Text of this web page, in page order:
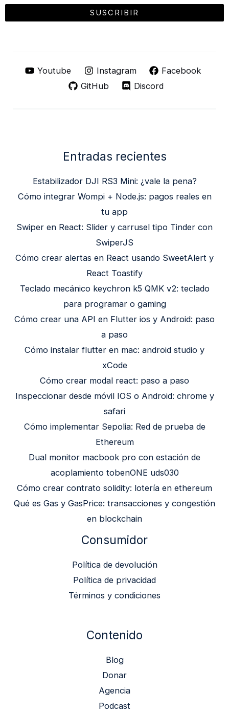
Youtube Instagram
Facebook
GitHub
Discord
Entradas recientes
Estabilizador DJI RS3 Mini: ¿vale la pena?
Cómo integrar Wompi + Node.js: pagos reales en
tu app
Swiper en React: Slider y carrusel tipo Tinder con
SwiperJS
Cómo crear alertas en React usando SweetAlert y
React Toastify
Teclado mecánico keychron k5 QMK v2: teclado
para programar o gaming
Cómo crear una API en Flutter ios y Android: paso
a paso
Cómo instalar flutter en mac: android studio y
xCode
Cómo crear modal react: paso a paso
Inspeccionar desde móvil IOS o Android: chrome y
safari
Cómo implementar Sepolia: Red de prueba de
Ethereum
Dual monitor macbook pro con estación de
acoplamiento tobenONE uds030
Cómo crear contrato solidity: lotería en ethereum
Qué es Gas y GasPrice: transacciones y congestión
en blockchain
Consumidor
Política de devolución
Política de privacidad
Términos y condiciones
Contenido
Blog
Donar
Agencia
Podcast